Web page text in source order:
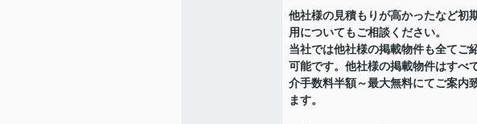
他社様の見積もりが高かったなど初
用についてもご相談ください。
当社では他社様の掲載物件も全てご
可能です。他社様の掲載物件はすべ
介手数料半額～最大無料にてご案内
ます。